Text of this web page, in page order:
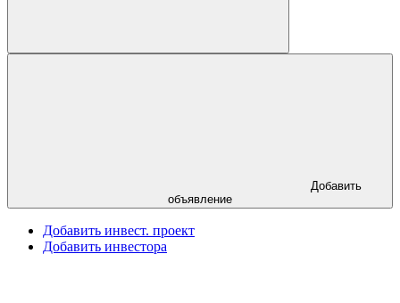
объявление
Добавить инвест. проект
Добавить инвестора